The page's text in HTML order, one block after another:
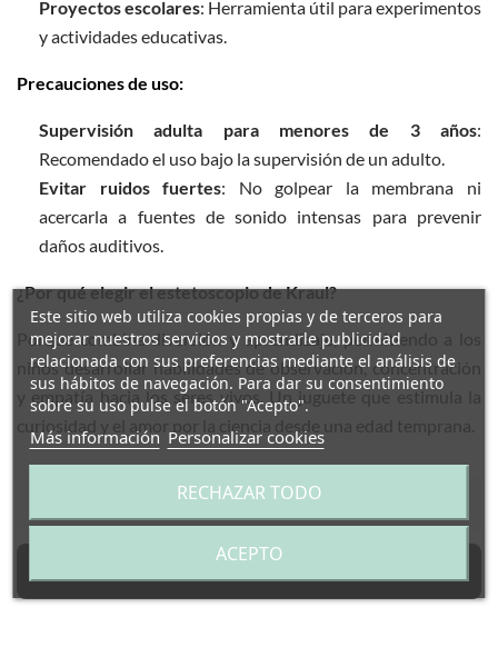
Proyectos escolares: Herramienta útil para experimentos
y actividades educativas.​
Precauciones de uso:
Supervisión adulta para menores de 3 años:
Recomendado el uso bajo la supervisión de un adulto.
Evitar ruidos fuertes: No golpear la membrana ni
acercarla a fuentes de sonido intensas para prevenir
daños auditivos.​
¿Por qué elegir el estetoscopio de Kraul?
Porque combina diversión y aprendizaje, permitiendo a los
niños desarrollar habilidades de observación, concentración
y empatía hacia los seres vivos. Un juguete que estimula la
curiosidad y el amor por la ciencia desde una edad temprana.​
Este sitio web utiliza cookies propias y de terceros para
mejorar nuestros servicios y mostrarle publicidad
relacionada con sus preferencias mediante el análisis de
sus hábitos de navegación. Para dar su consentimiento
sobre su uso pulse el botón "Acepto".
Más información Personalizar cookies
RECHAZAR TODO
ACEPTO